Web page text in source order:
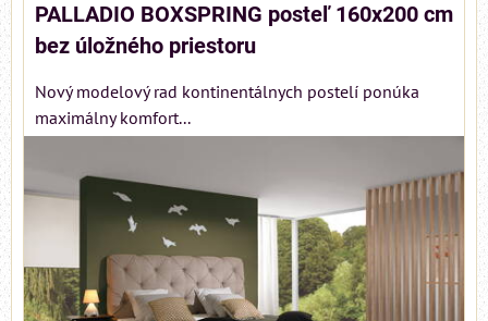
PALLADIO BOXSPRING posteľ 160x200 cm
bez úložného priestoru
Nový modelový rad kontinentálnych postelí ponúka
maximálny komfort...